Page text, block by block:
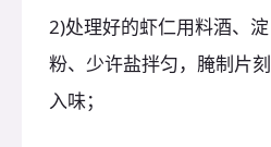
2)处理好的虾仁用料酒、淀
粉、少许盐拌匀，腌制片刻
入味；